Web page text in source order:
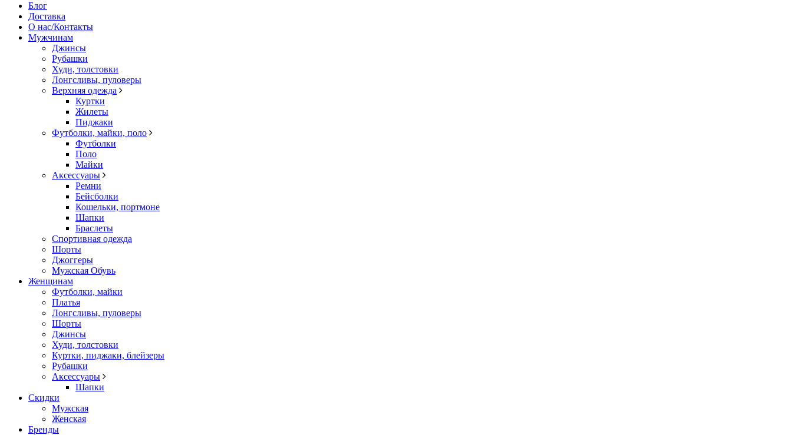
Блог
Доставка
О нас/Контакты
Мужчинам
Джинсы
Рубашки
Худи, толстовки
Лонгсливы, пуловеры
Верхняя одежда
Куртки
Жилеты
Пиджаки
Футболки, майки, поло
Футболки
Поло
Майки
Аксессуары
Ремни
Бейсболки
Кошельки, портмоне
Шапки
Браслеты
Спортивная одежда
Шорты
Джоггеры
Мужская Обувь
Женщинам
Футболки, майки
Платья
Лонгсливы, пуловеры
Шорты
Джинсы
Худи, толстовки
Куртки, пиджаки, блейзеры
Рубашки
Аксессуары
Шапки
Скидки
Мужская
Женская
Бренды